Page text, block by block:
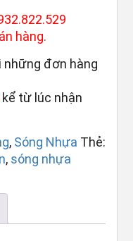
hàng.
những đơn hàng
kể từ lúc nhận
, Sóng Nhựa Thẻ:
, sóng nhựa